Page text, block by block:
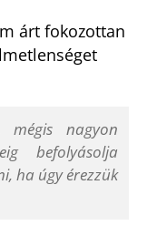
árt fokozottan
mégis nagyon
befolyásolja
ha úgy érezzük